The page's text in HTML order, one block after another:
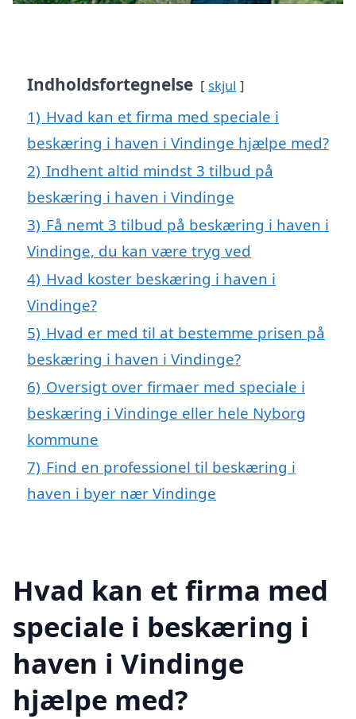
Indholdsfortegnelse skjul
1) Hvad kan et firma med speciale i
beskæring i haven i Vindinge hjælpe med?
2) Indhent altid mindst 3 tilbud på
beskæring i haven i Vindinge
3) Få nemt 3 tilbud på beskæring i haven i
Vindinge, du kan være tryg ved
4) Hvad koster beskæring i haven i
Vindinge?
5) Hvad er med til at bestemme prisen på
beskæring i haven i Vindinge?
6) Oversigt over firmaer med speciale i
beskæring i Vindinge eller hele Nyborg
kommune
7) Find en professionel til beskæring i
haven i byer nær Vindinge
Hvad kan et firma med
speciale i beskæring i
haven i Vindinge
hjælpe med?